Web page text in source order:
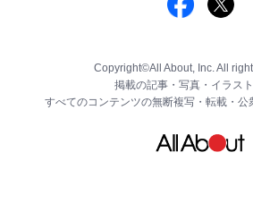
Copyright©All About, Inc. All
掲載の記事・写真・イラスト
すべてのコンテンツの無断複写・転載・公